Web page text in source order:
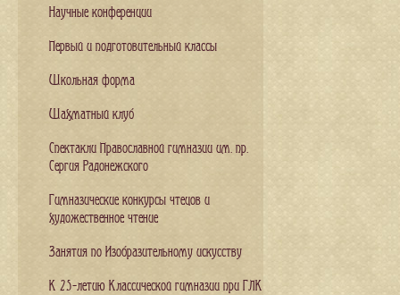
Научные конференции
Первый и подготовительный классы
Школьная форма
Шахматный клуб
Спектакли Православной гимназии им. пр.
Сергия Радонежского
Гимназические конкурсы чтецов и
художественное чтение
Занятия по Изобразительному искусству
К 25-летию Классической гимназии при ГЛК